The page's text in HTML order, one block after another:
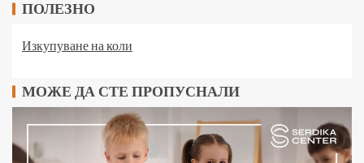
ПОЛЕЗНО
Изкупуване на коли
МОЖЕ ДА СТЕ ПРОПУСНАЛИ